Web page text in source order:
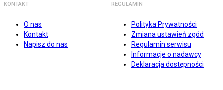
KONTAKT
O nas
Kontakt
Napisz do nas
REGULAMIN
Polityka Prywatności
Zmiana ustawień zgód
Regulamin serwisu
Informacje o nadawcy
Deklaracja dostępności